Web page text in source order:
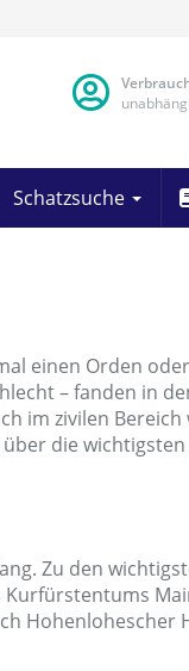
Schatzsuche
einen Orden
– fanden in
im zivilen
die
Zu den
Kurfürstentums
Hohenlohescher